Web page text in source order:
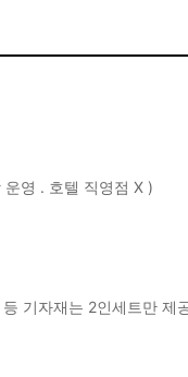
영 . 호텔 직영점 X )
기자재는 2인세트만 제